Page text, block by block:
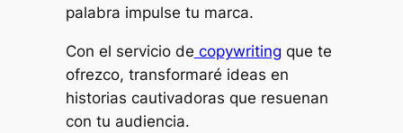
palabra impulse tu marca.
Con el servicio de copywriting que te
ofrezco, transformaré ideas en
historias cautivadoras que resuenan
con tu audiencia.